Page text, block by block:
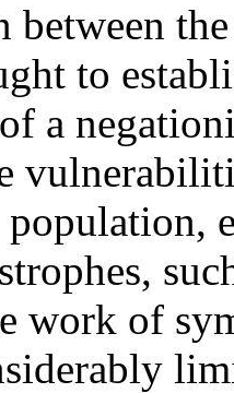
between
to
a
population,
work of